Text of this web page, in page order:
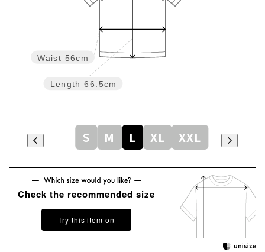
Length 66.5cm
Waist 56cm
S M L XL XXL
Check the recommended size
Try this item on